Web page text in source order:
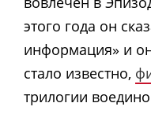
этого года он
информация» и
стало известно,
трилогии